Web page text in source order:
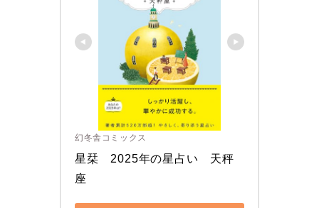
幻冬舎コミックス
星栞　2025年の星占い　天秤
座